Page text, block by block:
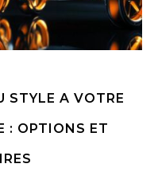
STYLE A VOTRE
: OPTIONS ET